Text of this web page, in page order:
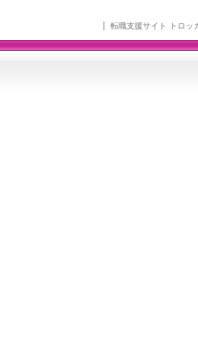
転職支援サイト トロッ